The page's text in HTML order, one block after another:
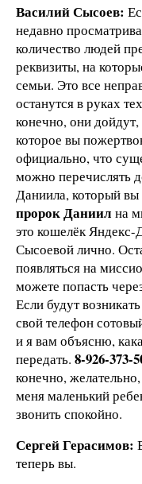
Василий Сысоев:
недавно
количество людей
реквизиты, на
семьи. Это все
останутся в руках
конечно, они дойдут,
которое вы
официально, что
можно перечислять
Даниила, который
пророк Даниил на
это кошелёк
Сысоевой лично.
появляться на
можете попасть
Если будут
свой телефон
и я вам объясню,
передать. 8-926-373-
конечно,
меня маленький
звонить спокойно.
Сергей Герасимов:
теперь вы.